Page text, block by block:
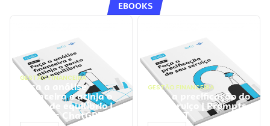
EBOOKS
GESTÃO FINANCEIRA
Faça a análise
financeira e atinja o
ponto de equilíbrio |
Prompts ChatGPT
GESTÃO FINANCEIRA
Faça a precificação do
seu serviço | Prompts
ChatGPT